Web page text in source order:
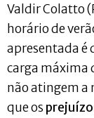
Valdir Colatto
horário de
apresentada é
carga máxima
não atingem a
que os